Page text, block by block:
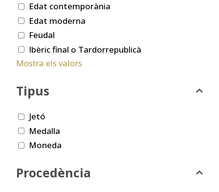
Edat contemporània
Edat moderna
Feudal
Ibèric final o Tardorrepublicà
Mostra els valors
Tipus
Jetó
Medalla
Moneda
Procedència